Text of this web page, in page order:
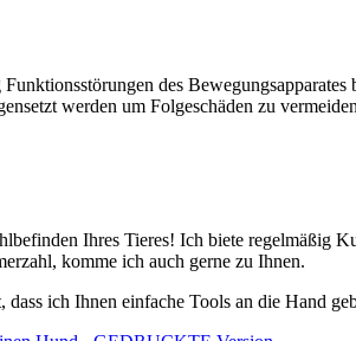
des
werden um Folgeschäden zu
Ihres Tieres! Ich biete
komme ich auch gerne zu Ihnen.
ich Ihnen einfache Tools an die Hand